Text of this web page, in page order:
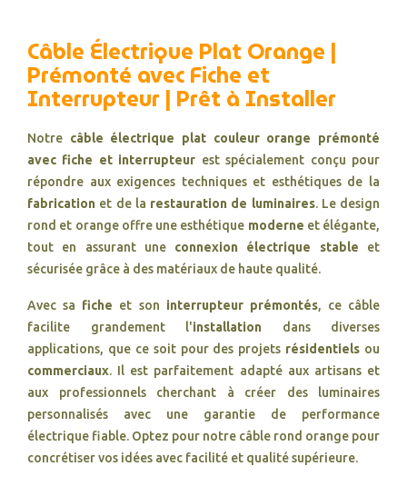
Câble Électrique Plat Orange |
Prémonté avec Fiche et
Interrupteur | Prêt à Installer
Notre câble électrique plat couleur orange prémonté
avec fiche et interrupteur est spécialement conçu pour
répondre aux exigences techniques et esthétiques de la
fabrication et de la restauration de luminaires. Le design
rond et orange offre une esthétique moderne et élégante,
tout en assurant une connexion électrique stable et
sécurisée grâce à des matériaux de haute qualité.
Avec sa fiche et son interrupteur prémontés, ce câble
facilite grandement l'installation dans diverses
applications, que ce soit pour des projets résidentiels ou
commerciaux. Il est parfaitement adapté aux artisans et
aux professionnels cherchant à créer des luminaires
personnalisés avec une garantie de performance
électrique fiable. Optez pour notre câble rond orange pour
concrétiser vos idées avec facilité et qualité supérieure.